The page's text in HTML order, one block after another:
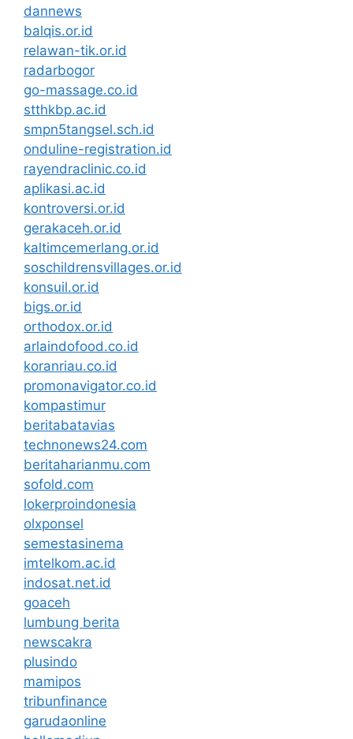
dannews
balqis.or.id
relawan-tik.or.id
radarbogor
go-massage.co.id
stthkbp.ac.id
smpn5tangsel.sch.id
onduline-registration.id
rayendraclinic.co.id
aplikasi.ac.id
kontroversi.or.id
gerakaceh.or.id
kaltimcemerlang.or.id
soschildrensvillages.or.id
konsuil.or.id
bigs.or.id
orthodox.or.id
arlaindofood.co.id
koranriau.co.id
promonavigator.co.id
kompastimur
beritabatavias
technonews24.com
beritaharianmu.com
sofold.com
lokerproindonesia
olxponsel
semestasinema
imtelkom.ac.id
indosat.net.id
goaceh
lumbung berita
newscakra
plusindo
mamipos
tribunfinance
garudaonline